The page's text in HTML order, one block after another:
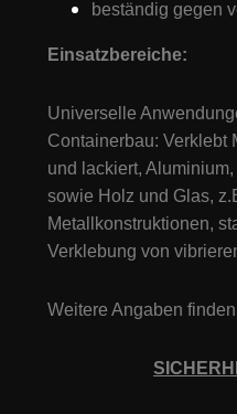
beständig gegen
Einsatzbereiche:
Universelle
Containerbau: Verklebt
und lackiert,
sowie Holz und Glas,
Metallkonstruktionen,
Verklebung von
Weitere Angaben